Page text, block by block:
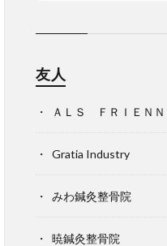
友人
ＡＬＳ ＦＲＩＥＮ
Gratia Industry
みわ鍼灸整骨院
暁鍼灸整骨院